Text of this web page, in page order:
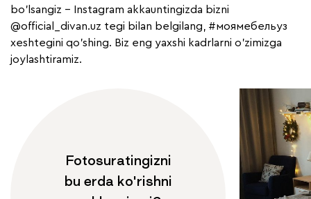
bo'lsangiz - Instagram akkauntingizda bizni
@official_divan.uz tegi bilan belgilang, #моямебельуз
xeshtegini qo'shing. Biz eng yaxshi kadrlarni o'zimizga
joylashtiramiz.
Fotosuratingizni
bu erda ko'rishni